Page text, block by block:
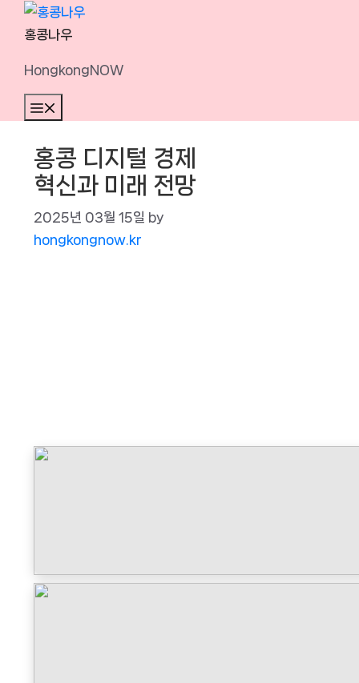
Skip
홍콩나우
HongkongNOW
홍콩 디지털 경제
혁신과 미래 전망
2025년 03월 15일 by
hongkongnow.kr